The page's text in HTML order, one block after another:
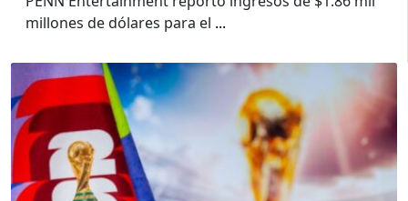
millones de dólares para el ...